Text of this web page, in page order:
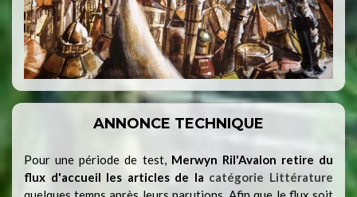
ANNONCE TECHNIQUE
Pour une période de test,Merwyn Ril'Avalon retire du
flux d'accueil les articles de la catégorie Littérature